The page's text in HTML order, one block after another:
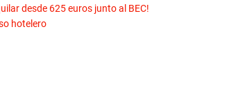
desde 625 euros junto al BEC!
hotelero